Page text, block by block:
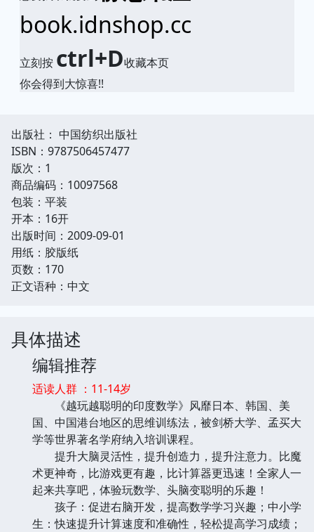
book.idnshop.cc
立刻按 ctrl+D收藏本页
你会得到大惊喜!!
出版社： 中国纺织出版社
ISBN：9787506457477
版次：1
商品编码：10097568
包装：平装
开本：16开
出版时间：2009-09-01
用纸：胶版纸
页数：170
正文语种：中文
具体描述
编辑推荐
适读人群 ：11-14岁
《越玩越聪明的印度数学》风靡日本、韩国、美
国、中国港台地区的思维训练法，被剑桥大学、孟买大
学等世界著名学府纳入培训课程。
提升大脑灵活性，提升创造力，提升注意力。比魔
术更神奇，比游戏更有趣，比计算器更迅速！全家人一
起来共享吧，体验玩数学、头脑变聪明的乐趣！
孩子：促进右脑开发，提高数学学习兴趣；中小学
生：快速提升计算速度和准确性，轻松提高学习成绩；